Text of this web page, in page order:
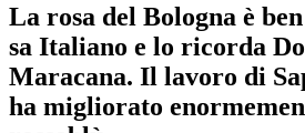
La rosa del Bologna è
sa Italiano e lo ricorda
Maracana. Il lavoro di
ha migliorato